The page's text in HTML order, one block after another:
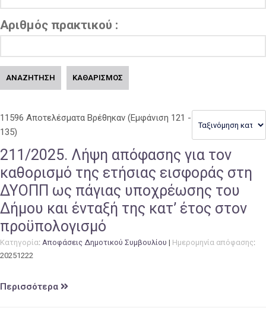
Αριθμός πρακτικού :
ΑΝΑΖΗΤΗΣΗ ΚΑΘΑΡΙΣΜΟΣ
11596 Αποτελέσματα Βρέθηκαν (Εμφάνιση 121 -
135)
211/2025. Λήψη απόφασης για τον
καθορισμό της ετήσιας εισφοράς στη
ΔΥΟΠΠ ως πάγιας υποχρέωσης του
Δήμου και ένταξή της κατ’ έτος στον
προϋπολογισμό
Κατηγορία: Αποφάσεις Δημοτικού Συμβουλίου | Ημερομηνία απόφασης:
20251222
Περισσότερα